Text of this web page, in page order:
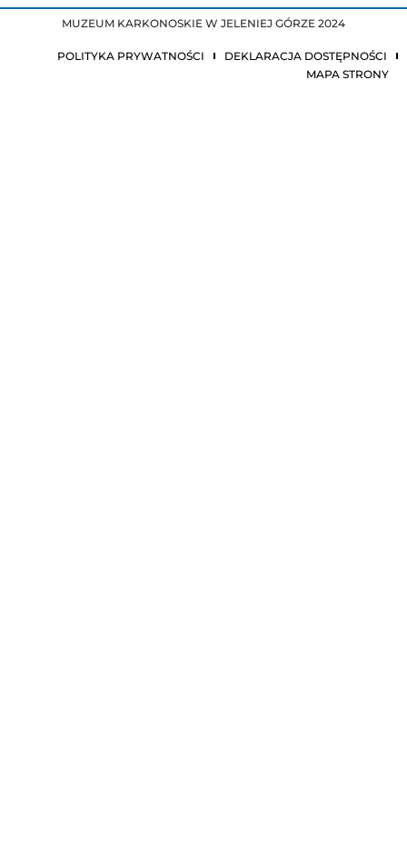
MUZEUM KARKONOSKIE W JELENIEJ GÓRZE 2024
POLITYKA PRYWATNOŚCI
DEKLARACJA DOSTĘPNOŚCI
MAPA STRONY